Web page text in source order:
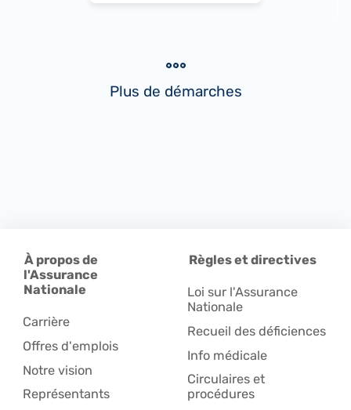
Plus de démarches
À propos de
l'Assurance
Nationale
Carrière
Offres d'emplois
Notre vision
Représentants
Règles et directives
Loi sur l'Assurance
Nationale
Recueil des déficiences
Info médicale
Circulaires et
procédures